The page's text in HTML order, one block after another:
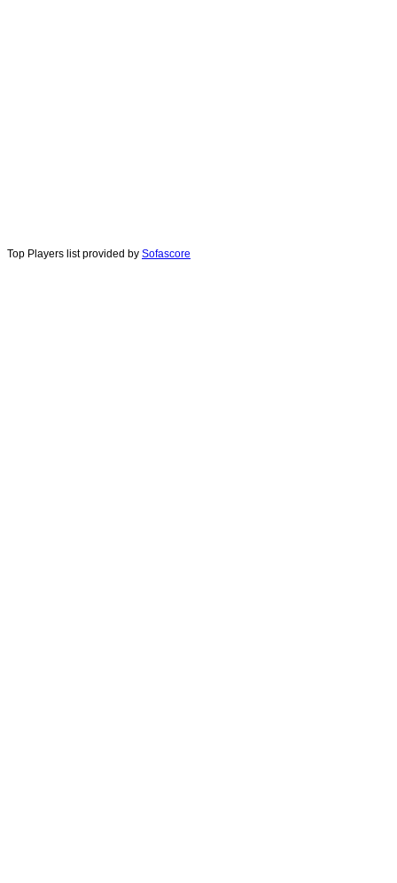
Top Players list provided by Sofascore